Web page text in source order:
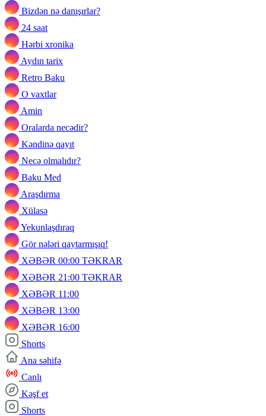
Bizdən nə danışırlar?
24 saat
Hərbi xronika
Aydın tarix
Retro Baku
O vaxtlar
Amin
Oralarda necədir?
Kəndinə qayıt
Necə olmalıdır?
Baku Med
Araşdırma
Xülasə
Yekunlaşdıraq
Gör nələri qaytarmışıq!
XƏBƏR 00:00 TƏKRAR
XƏBƏR 21:00 TƏKRAR
XƏBƏR 11:00
XƏBƏR 13:00
XƏBƏR 16:00
Shorts
Ana səhifə
Canlı
Kəşf et
Shorts